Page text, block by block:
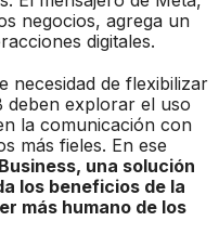
negocios, agrega un
digitales.
necesidad de flexibilizar
deben explorar el uso
la comunicación con
más fieles. En ese
una solución
los beneficios de la
más humano de los